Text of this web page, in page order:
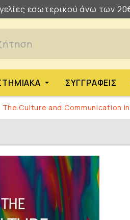
εσωτερικού άνω των
ΣΥΓΓΡΑΦΕΊΣ
The Culture and Communication